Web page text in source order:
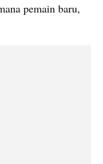
pemain baru,